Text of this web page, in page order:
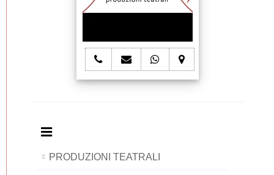
telefono
Joes'
Company
e-
mail
Joes'
whatsapp
Joes'
Company
mappa
Joes'
Company
PRODUZIONI TEATRALI